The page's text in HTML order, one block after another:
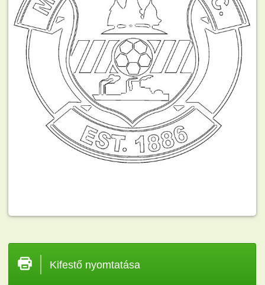
Kifestő nyomtatása